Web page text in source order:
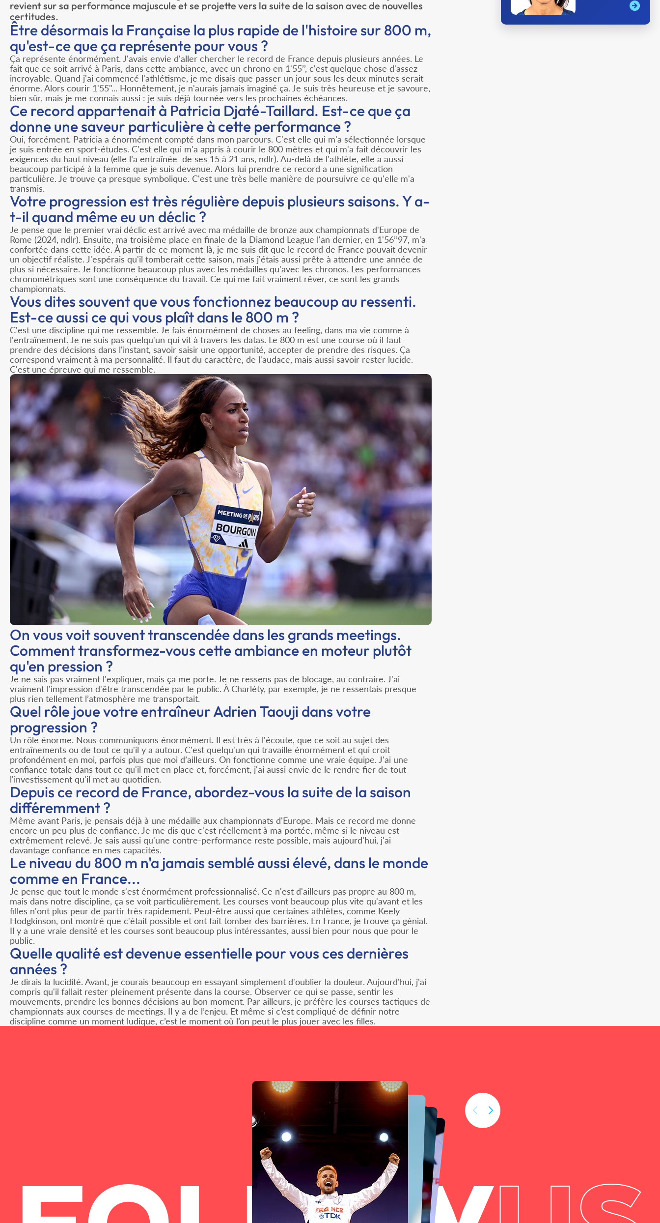
revient sur sa performance majuscule et se projette vers la suite de la saison avec de nouvelles
certitudes.
Être désormais la Française la plus rapide de l'histoire sur 800 m,
qu'est-ce que ça représente pour vous ?
Ça représente énormément. J'avais envie d'aller chercher le record de France depuis plusieurs années. Le
fait que ce soit arrivé à Paris, dans cette ambiance, avec un chrono en 1'55’’, c'est quelque chose d'assez
incroyable. Quand j'ai commencé l'athlétisme, je me disais que passer un jour sous les deux minutes serait
énorme. Alors courir 1'55"... Honnêtement, je n'aurais jamais imaginé ça. Je suis très heureuse et je savoure,
bien sûr, mais je me connais aussi : je suis déjà tournée vers les prochaines échéances.
Ce record appartenait à Patricia Djaté-Taillard. Est-ce que ça
donne une saveur particulière à cette performance ?
Oui, forcément. Patricia a énormément compté dans mon parcours. C'est elle qui m'a sélectionnée lorsque
je suis entrée en sport-études. C'est elle qui m'a appris à courir le 800 mètres et qui m'a fait découvrir les
exigences du haut niveau (elle l’a entraînée de ses 15 à 21 ans, ndlr). Au-delà de l'athlète, elle a aussi
beaucoup participé à la femme que je suis devenue. Alors lui prendre ce record a une signification
particulière. Je trouve ça presque symbolique. C'est une très belle manière de poursuivre ce qu'elle m'a
transmis.
Votre progression est très régulière depuis plusieurs saisons. Y a-
t-il quand même eu un déclic ?
Je pense que le premier vrai déclic est arrivé avec ma médaille de bronze aux championnats d'Europe de
Rome (2024, ndlr). Ensuite, ma troisième place en finale de la Diamond League l'an dernier, en 1'56’’97, m'a
confortée dans cette idée. À partir de ce moment-là, je me suis dit que le record de France pouvait devenir
un objectif réaliste. J'espérais qu'il tomberait cette saison, mais j'étais aussi prête à attendre une année de
plus si nécessaire. Je fonctionne beaucoup plus avec les médailles qu'avec les chronos. Les performances
chronométriques sont une conséquence du travail. Ce qui me fait vraiment rêver, ce sont les grands
championnats.
Vous dites souvent que vous fonctionnez beaucoup au ressenti.
Est-ce aussi ce qui vous plaît dans le 800 m ?
C'est une discipline qui me ressemble. Je fais énormément de choses au feeling, dans ma vie comme à
l'entraînement. Je ne suis pas quelqu'un qui vit à travers les datas. Le 800 m est une course où il faut
prendre des décisions dans l'instant, savoir saisir une opportunité, accepter de prendre des risques. Ça
correspond vraiment à ma personnalité. Il faut du caractère, de l'audace, mais aussi savoir rester lucide.
C'est une épreuve qui me ressemble.
On vous voit souvent transcendée dans les grands meetings.
Comment transformez-vous cette ambiance en moteur plutôt
qu'en pression ?
Je ne sais pas vraiment l'expliquer, mais ça me porte. Je ne ressens pas de blocage, au contraire. J'ai
vraiment l'impression d'être transcendée par le public. À Charléty, par exemple, je ne ressentais presque
plus rien tellement l’atmosphère me transportait.
Quel rôle joue votre entraîneur Adrien Taouji dans votre
progression ?
Un rôle énorme. Nous communiquons énormément. Il est très à l'écoute, que ce soit au sujet des
entraînements ou de tout ce qu'il y a autour. C'est quelqu'un qui travaille énormément et qui croit
profondément en moi, parfois plus que moi d’ailleurs. On fonctionne comme une vraie équipe. J'ai une
confiance totale dans tout ce qu'il met en place et, forcément, j'ai aussi envie de le rendre fier de tout
l'investissement qu'il met au quotidien.
Depuis ce record de France, abordez-vous la suite de la saison
différemment ?
Même avant Paris, je pensais déjà à une médaille aux championnats d'Europe. Mais ce record me donne
encore un peu plus de confiance. Je me dis que c'est réellement à ma portée, même si le niveau est
extrêmement relevé. Je sais aussi qu'une contre-performance reste possible, mais aujourd'hui, j'ai
davantage confiance en mes capacités.
Le niveau du 800 m n'a jamais semblé aussi élevé, dans le monde
comme en France...
Je pense que tout le monde s'est énormément professionnalisé. Ce n'est d'ailleurs pas propre au 800 m,
mais dans notre discipline, ça se voit particulièrement. Les courses vont beaucoup plus vite qu'avant et les
filles n'ont plus peur de partir très rapidement. Peut-être aussi que certaines athlètes, comme Keely
Hodgkinson, ont montré que c'était possible et ont fait tomber des barrières. En France, je trouve ça génial.
Il y a une vraie densité et les courses sont beaucoup plus intéressantes, aussi bien pour nous que pour le
public.
Quelle qualité est devenue essentielle pour vous ces dernières
années ?
Je dirais la lucidité. Avant, je courais beaucoup en essayant simplement d'oublier la douleur. Aujourd'hui, j'ai
compris qu'il fallait rester pleinement présente dans la course. Observer ce qui se passe, sentir les
mouvements, prendre les bonnes décisions au bon moment. Par ailleurs, je préfère les courses tactiques de
championnats aux courses de meetings. Il y a de l’enjeu. Et même si c’est compliqué de définir notre
discipline comme un moment ludique, c’est le moment où l’on peut le plus jouer avec les filles.